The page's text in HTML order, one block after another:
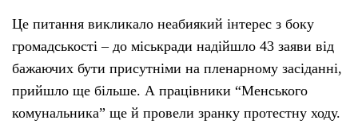
Це питання викликало неабиякий інтерес з боку
громадськості – до міськради надійшло 43 заяви від
бажаючих бути присутніми на пленарному засіданні,
прийшло ще більше. А працівники “Менського
комунальника” ще й провели зранку протестну ходу.